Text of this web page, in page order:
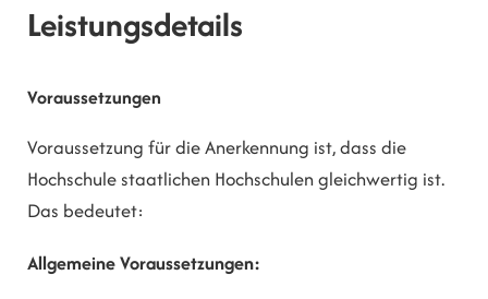
Leistungsdetails
Voraussetzungen
Voraussetzung für die Anerkennung ist, dass die
Hochschule staatlichen Hochschulen gleichwertig ist.
Das bedeutet:
Allgemeine Voraussetzungen: